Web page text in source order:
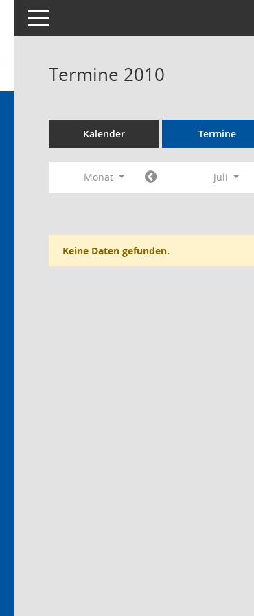
Toggle navigation
Termine 2010
Kalender Termine
Monat Juli
Keine Daten gefunden.